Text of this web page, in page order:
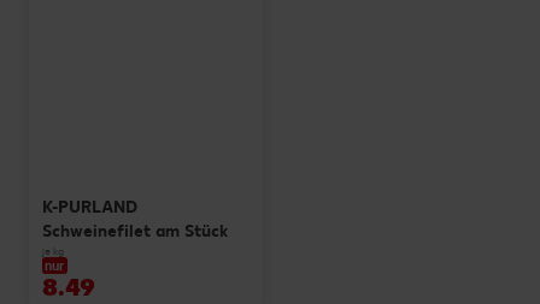
K-PURLAND
Schweinefilet am Stück
je kg
nur
8.49